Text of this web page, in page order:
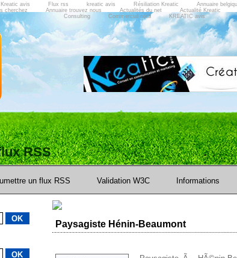
Kreatic avis Flux rss kreatic avis Résiliation Kreatic Annuaire
cherchez Annuaire trouvez nous Actualités du net Actualité Kreatic
Consulting
Commercial nord KREATIC avis
RSS
un flux RSS Validation W3C Informations
Paysagiste Hénin-Beaumont